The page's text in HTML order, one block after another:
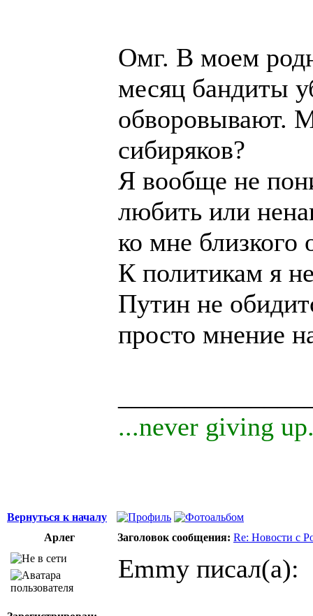
Омг. В моем
месяц бандиты
обворовывают.
сибиряков?
Я вообще не
любить или
ко мне близкого
К политикам я
Путин не
просто мнение
...never giving
Вернуться к началу
Арлег
Заголовок сообщения: Re: Новости с
Emmy писал(а):